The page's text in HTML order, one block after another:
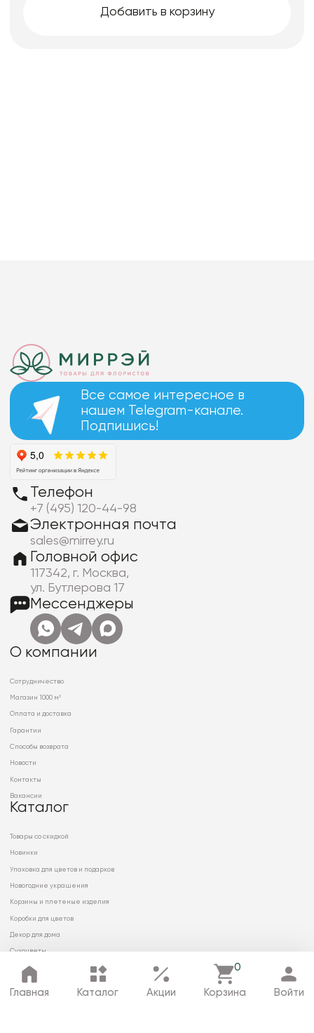
Добавить в корзину
Главная Каталог Акции
0
Корзина Войти
Все самое интересное в
нашем Telegram-канале.
Подпишись!
Телефон
+7 (495) 120-44-98
Электронная почта
sales@mirrey.ru
Головной офис
117342, г. Москва,
ул. Бутлерова 17
Мессенджеры
О компании
Сотрудничество
Магазин 1000 м²
Оплата и доставка
Гарантии
Способы возврата
Новости
Контакты
Вакансии
Каталог
Товары со скидкой
Новинки
Упаковка для цветов и подарков
Новогодние украшения
Корзины и плетеные изделия
Коробки для цветов
Декор для дома
Сухоцветы
© 2026 ООО «МИРРЭЙ»